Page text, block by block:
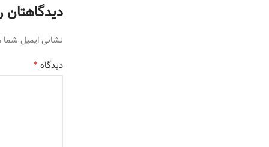
دیدگاهتان
نشانی ایمیل
دیدگاه *